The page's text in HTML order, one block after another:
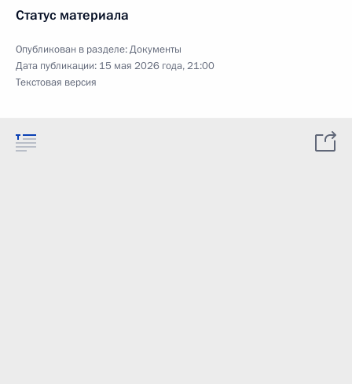
Статус материала
Опубликован в разделе:Документы
Дата публикации: 15 мая 2026 года, 21:00
Текстовая версия